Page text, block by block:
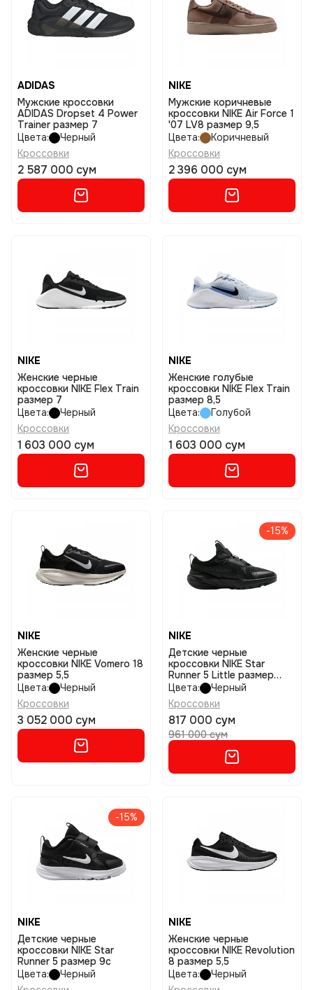
ADIDAS
Мужские кроссовки
ADIDAS Dropset 4 Power
Trainer размер 7
Цвета:
Черный
Кроссовки
2 587 000 сум
NIKE
Мужские коричневые
кроссовки NIKE Air Force 1
'07 LV8 размер 9,5
Цвета:
Коричневый
Кроссовки
2 396 000 сум
NIKE
Женские черные
кроссовки NIKE Flex Train
размер 7
Цвета:
Черный
Кроссовки
1 603 000 сум
NIKE
Женские голубые
кроссовки NIKE Flex Train
размер 8,5
Цвета:
Голубой
Кроссовки
1 603 000 сум
NIKE
Женские черные
кроссовки NIKE Vomero 18
размер 5,5
Цвета:
Черный
Кроссовки
3 052 000 сум
-15%
NIKE
Детские черные
кроссовки NIKE Star
Runner 5 Little размер
2,5y
Цвета:
Черный
Кроссовки
817 000 сум
961 000 сум
-15%
NIKE
Детские черные
кроссовки NIKE Star
Runner 5 размер 9c
Цвета:
Черный
NIKE
Женские черные
кроссовки NIKE Revolution
8 размер 5,5
Цвета:
Черный